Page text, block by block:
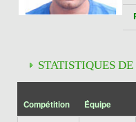
STATISTIQUES DE
Compétition Équipe